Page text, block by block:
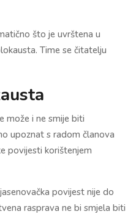
što je uvrštena u
Time se čitatelju
može i ne smije biti
upoznat s radom članova
povijesti korištenjem
povijest nije do
rasprava ne bi smjela biti